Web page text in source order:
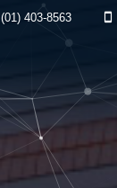
(01) 403-8563